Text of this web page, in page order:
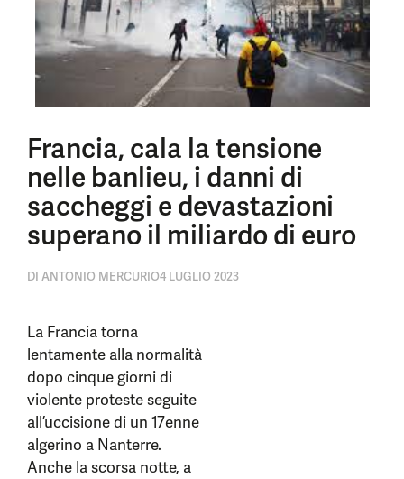
Francia, cala la tensione
nelle banlieu, i danni di
saccheggi e devastazioni
superano il miliardo di euro
DI ANTONIO MERCURIO4 LUGLIO 2023
La Francia torna
lentamente alla normalità
dopo cinque giorni di
violente proteste seguite
all’uccisione di un 17enne
algerino a Nanterre.
Anche la scorsa notte, a